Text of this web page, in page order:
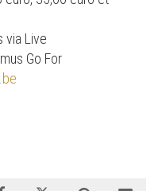
via Live
Go For